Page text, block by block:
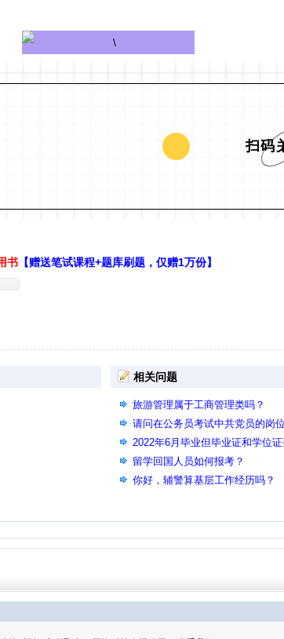
扫码
书 【赠送笔试课程+题库刷题，仅赠1万份】
相关问题
旅游管理属于工商管理类吗？
请问在公务员考试中共党员的岗
2022年6月毕业但毕业证和学位
吗？
留学回国人员如何报考？
你好，辅警算基层工作经历吗？